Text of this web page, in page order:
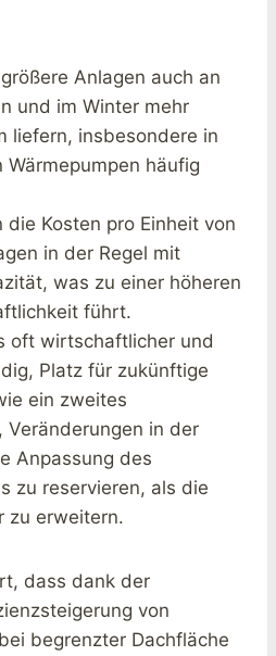
Anlagen auch an
und im Winter mehr
liefern, insbesondere in
Wärmepumpen häufig
die Kosten pro Einheit von
in der Regel mit
was zu einer höheren
führt.
oft wirtschaftlicher und
Platz für zukünftige
ein zweites
Veränderungen in der
Anpassung des
zu reservieren, als die
zu erweitern.
dass dank der
von
begrenzter Dachfläche